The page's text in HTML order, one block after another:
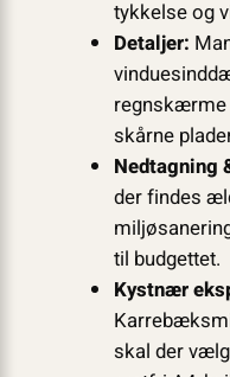
tykkelse og
Detaljer:
skårne
Nedtagning
der findes
til budgettet.
Kystnær
skal der